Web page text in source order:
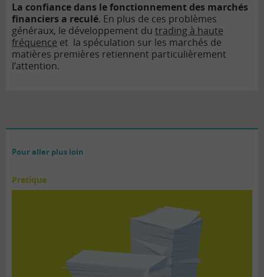
La confiance dans le fonctionnement des marchés
financiers a reculé. En plus de ces problèmes
généraux, le développement du trading à haute
fréquence et la spéculation sur les marchés de
matières premières retiennent particulièrement
l’attention.
Pour aller plus loin
Pratique